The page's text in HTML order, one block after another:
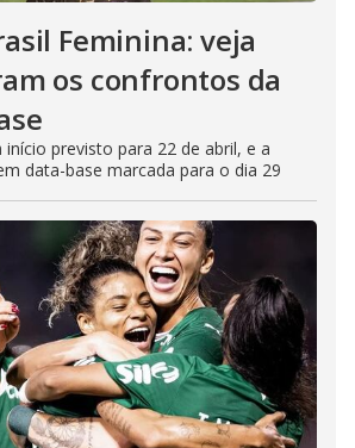
Feminina: veja
os confrontos da
previsto para 22 de abril, e a
data-base marcada para o dia 29